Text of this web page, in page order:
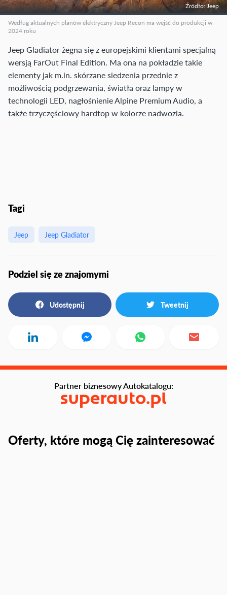
Źródło: Jeep
Według aktualnych planów elektryczny Jeep Recon ma wejść do produkcji w
2024 roku
Jeep Gladiator żegna się z europejskimi klientami specjalną
wersją FarOut Final Edition. Ma ona na pokładzie takie
elementy jak m.in. skórzane siedzenia przednie z
możliwością podgrzewania, światła oraz lampy w
technologii LED, nagłośnienie Alpine Premium Audio, a
także trzyczęściowy hardtop w kolorze nadwozia.
Tagi
Jeep Jeep Gladiator
Podziel się ze znajomymi
Udostępnij Tweetnij
Oferty, które mogą Cię zainteresować
Partner biznesowy Autokatalogu: